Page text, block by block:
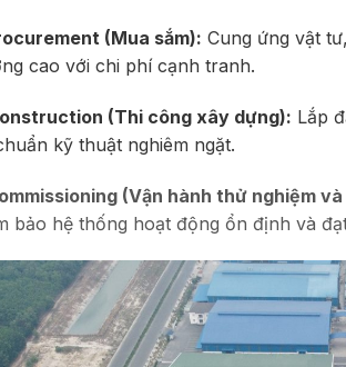
(Mua sắm): Cung ứng vật
cao với chi phí cạnh tranh.
(Thi công xây dựng): Lắp
kỹ thuật nghiêm ngặt.
(Vận hành thử nghiệm
bảo hệ thống hoạt động ổn định và